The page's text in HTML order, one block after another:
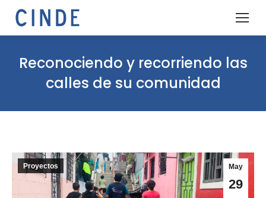
Reconociendo y recorriendo las
calles de su comunidad
May
29
Proyectos